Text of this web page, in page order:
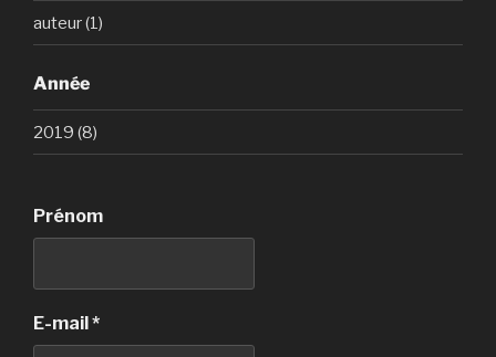
auteur (1)
Année
2019 (8)
Prénom
E-mail*